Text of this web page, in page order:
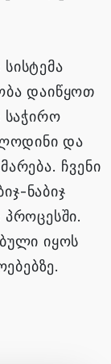
სისტემა
დაიწყოთ
და
ჩვენი
ნაბიჯ
იყოს